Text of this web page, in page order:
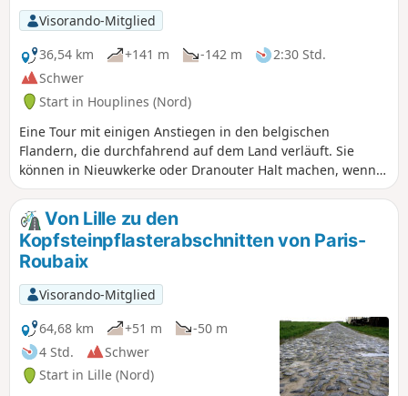
Visorando-Mitglied
36,54 km
+141 m -142 m
2:30 Std.
Schwer
Start in Houplines (Nord)
Eine Tour mit einigen Anstiegen in den belgischen
Flandern, die durchfahrend auf dem Land verläuft. Sie
können in Nieuwkerke oder Dranouter Halt machen, wenn
Ihnen danach ist.
Von Lille zu den
Kopfsteinpflasterabschnitten von Paris-
Roubaix
Visorando-Mitglied
64,68 km
+51 m
-50 m
4 Std.
Schwer
Start in Lille (Nord)